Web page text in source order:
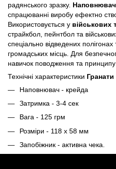
радянського зразку.
спрацюванні виробу ефектно
Використовується у військових
страйкбол, пейнтбол та
спеціально відведених
громадських місць. Для
навичок поводження та принципу
Технічні характеристики
Наповнювач - крейда
Затримка - 3-4 сек
Вага - 125 грм
Розміри - 118 х 58 мм
Запобіжник - активна чека.